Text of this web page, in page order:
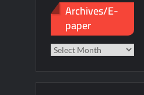
Archives/E-
paper
Archives/E-